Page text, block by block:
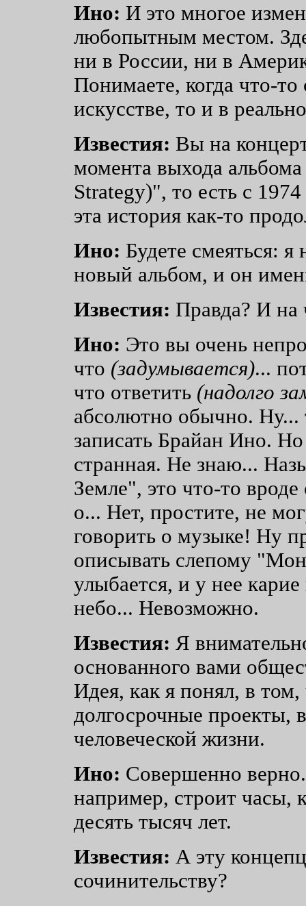
Ино: И это многое
любопытным местом.
ни в России, ни в
Понимаете, когда что-
искусстве, то и в
Известия: Вы на
момента выхода
Strategy)", то есть с
эта история как-то
Ино: Будете смеяться:
новый альбом, и он
Известия: Правда? И на
Ино: Это вы очень
что (задумывается)...
что ответить (надолго
абсолютно обычно. Ну...
записать Брайан Ино. Но
странная. Не знаю...
Земле", это что-то
о... Нет, простите, не
говорить о музыке! Ну
описывать слепому
улыбается, и у нее
небо... Невозможно.
Известия: Я
основанного вами
Идея, как я понял, в
долгосрочные проекты,
человеческой жизни.
Ино: Совершенно
например, строит часы,
десять тысяч лет.
Известия: А эту
сочинительству?